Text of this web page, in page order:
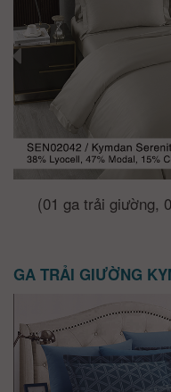
(01 ga trải giường,
GA TRẢI GIƯỜNG